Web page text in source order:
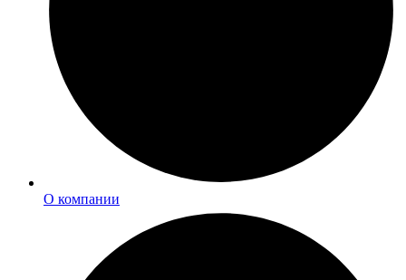
О компании